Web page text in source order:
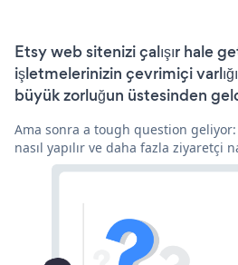
Etsy web sitenizi çalışır hale
işletmelerinizin çevrimiçi
büyük zorluğun üstesinden
Ama sonra a tough question
nasıl yapılır ve daha fazla ziyaretçi